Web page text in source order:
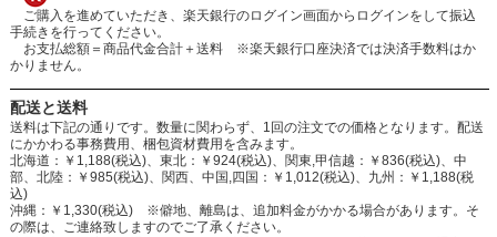
ご購入を進めていただき、楽天銀行のログイン画面からログインをして振込
手続きを行ってください。
お支払総額＝商品代金合計＋送料 ※楽天銀行口座決済では決済手数料はか
かりません。
配送と送料
送料は下記の通りです。数量に関わらず、1回の注文での価格となります。配送
にかかわる事務費用、梱包資材費用を含みます。
北海道：￥1,188(税込)、東北：￥924(税込)、関東,甲信越：￥836(税込)、中
部、北陸：￥985(税込)、関西、中国,四国：￥1,012(税込)、九州：￥1,188(税
込)
沖縄：￥1,330(税込) ※僻地、離島は、追加料金がかかる場合があります。そ
の際は、ご連絡致しますのでご了承ください。